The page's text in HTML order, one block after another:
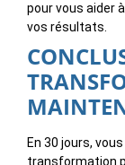
pour vous aider
vos résultats.
En 30 jours,
transformation